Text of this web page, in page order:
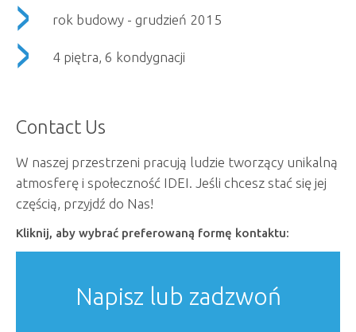
rok budowy - grudzień 2015
4 piętra, 6 kondygnacji
Contact Us
W naszej przestrzeni pracują ludzie tworzący unikalną
atmosferę i społeczność IDEI. Jeśli chcesz stać się jej
częścią, przyjdź do Nas!
Kliknij, aby wybrać preferowaną formę kontaktu:
Napisz lub zadzwoń